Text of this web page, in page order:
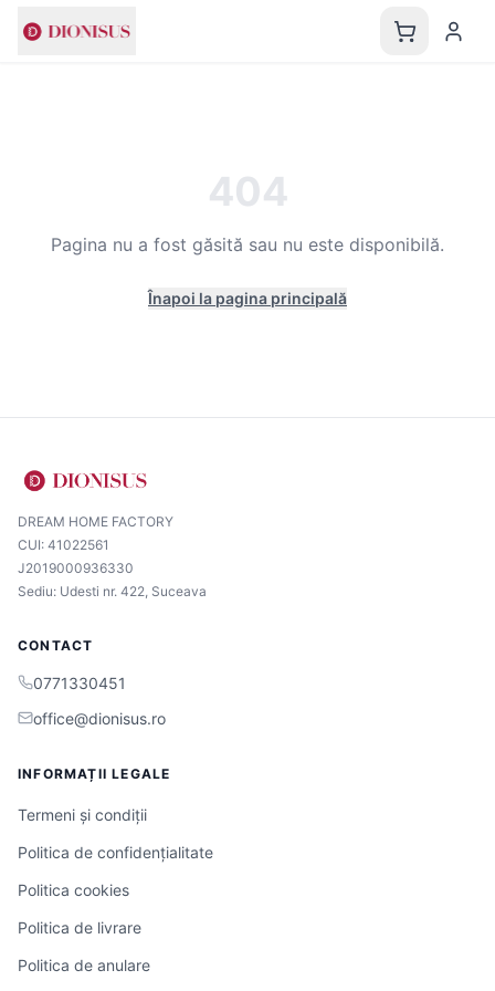
404
Pagina nu a fost găsită sau nu este disponibilă.
Înapoi la pagina principală
DREAM HOME FACTORY
CUI: 41022561
J2019000936330
Sediu: Udesti nr. 422, Suceava
CONTACT
0771330451
office@dionisus.ro
INFORMAȚII LEGALE
Termeni și condiții
Politica de confidențialitate
Politica cookies
Politica de livrare
Politica de anulare